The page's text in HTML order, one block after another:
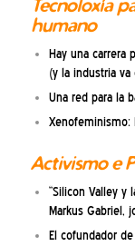
humano
Hay una carrera
(y la industria va
Una red para la
Xenofeminismo:
Activismo e
“Silicon Valley y
Markus Gabriel,
El cofundador